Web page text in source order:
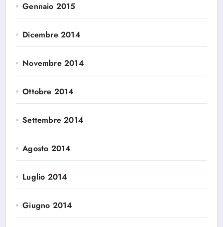
Gennaio 2015
Dicembre 2014
Novembre 2014
Ottobre 2014
Settembre 2014
Agosto 2014
Luglio 2014
Giugno 2014